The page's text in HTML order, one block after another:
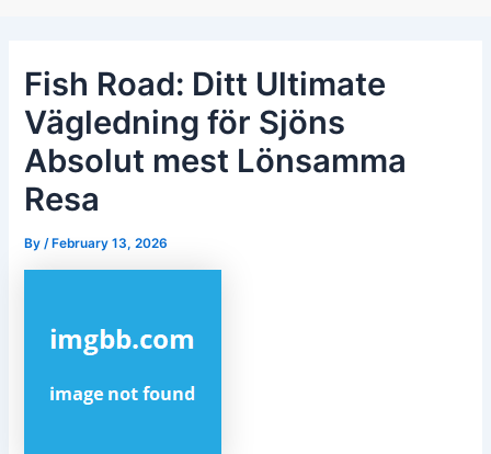
Fish Road: Ditt Ultimate
Vägledning för Sjöns
Absolut mest Lönsamma
Resa
By/ February 13, 2026